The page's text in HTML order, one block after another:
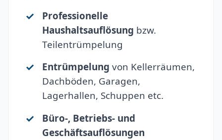
Professionelle
Haushaltsauflösung bzw.
Teilentrümpelung
Entrümpelung von Kellerräumen,
Dachböden, Garagen,
Lagerhallen, Schuppen etc.
Büro-, Betriebs- und
Geschäftsauflösungen